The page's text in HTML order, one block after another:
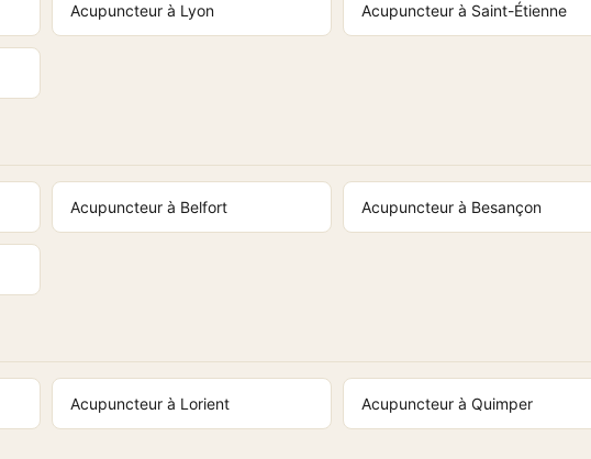
Acupuncteur à Lyon Acupuncteur à Saint-Étienne
Acupuncteur à Belfort Acupuncteur à Besançon
Acupuncteur à Lorient Acupuncteur à Quimper